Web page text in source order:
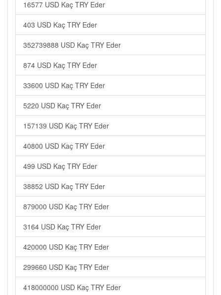
16577 USD Kaç TRY Eder
403 USD Kaç TRY Eder
352739888 USD Kaç TRY Eder
874 USD Kaç TRY Eder
33600 USD Kaç TRY Eder
5220 USD Kaç TRY Eder
157139 USD Kaç TRY Eder
40800 USD Kaç TRY Eder
499 USD Kaç TRY Eder
38852 USD Kaç TRY Eder
879000 USD Kaç TRY Eder
3164 USD Kaç TRY Eder
420000 USD Kaç TRY Eder
299660 USD Kaç TRY Eder
418000000 USD Kaç TRY Eder